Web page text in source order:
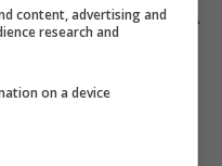
КОНТЕНТА
content, advertising and
research and
on a device